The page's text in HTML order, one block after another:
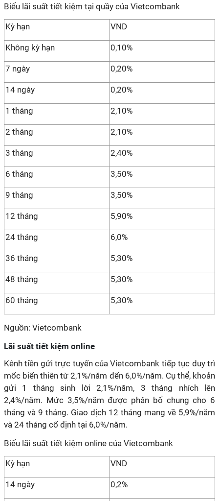
Biểu lãi suất tiết kiệm tại quầy của Vietcombank
Kỳ hạn VND
Không kỳ hạn 0,10%
7 ngày 0,20%
14 ngày 0,20%
1 tháng 2,10%
2 tháng 2,10%
3 tháng 2,40%
6 tháng 3,50%
9 tháng 3,50%
12 tháng 5,90%
24 tháng 6,0%
36 tháng 5,30%
48 tháng 5,30%
60 tháng 5,30%
Nguồn: Vietcombank
Lãi suất tiết kiệm online
Kênh tiền gửi trực tuyến của Vietcombank tiếp tục duy trì
mốc biến thiên từ 2,1%/năm đến 6,0%/năm. Cụ thể, khoản
gửi 1 tháng sinh lời 2,1%/năm, 3 tháng nhích lên
2,4%/năm. Mức 3,5%/năm được phân bổ chung cho 6
tháng và 9 tháng. Giao dịch 12 tháng mang về 5,9%/năm
và 24 tháng cố định tại 6,0%/năm.
Biểu lãi suất tiết kiệm online của Vietcombank
Kỳ hạn VND
14 ngày 0,2%